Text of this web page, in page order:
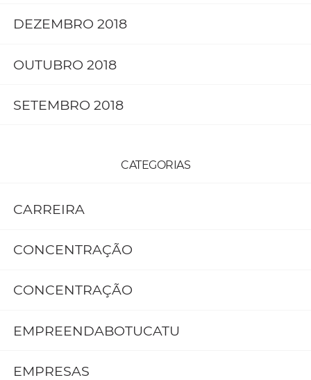
DEZEMBRO 2018
OUTUBRO 2018
SETEMBRO 2018
CATEGORIAS
CARREIRA
CONCENTRAÇÃO
CONCENTRAÇÃO
EMPREENDABOTUCATU
EMPRESAS